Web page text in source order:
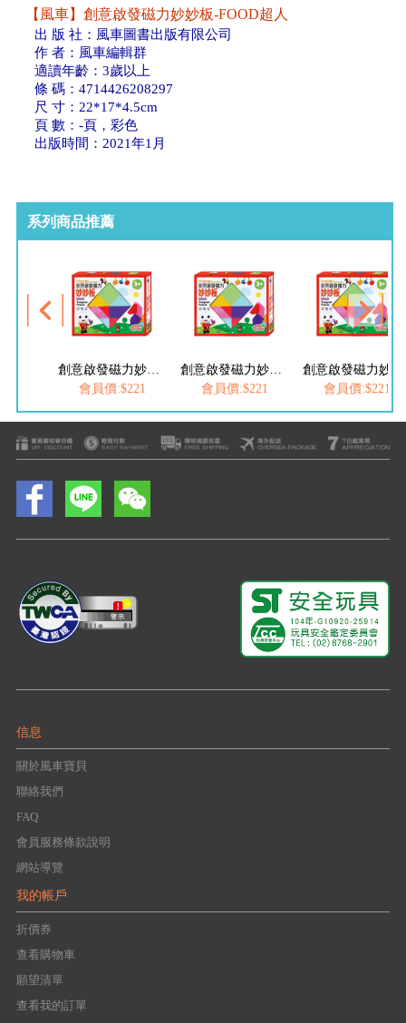
【風車】創意啟發磁力妙妙板-FOOD超人
出 版 社：風車圖書出版有限公司
作 者：風車編輯群
適讀年齡：3歲以上
條 碼：4714426208297
尺 寸：22*17*4.5cm
頁 數：-頁，彩色
出版時間：2021年1月
系列商品推薦
會員價:$221
會員價:$221
會員價:$221
信息
關於風車寶貝
聯絡我們
FAQ
會員服務條款說明
網站導覽
我的帳戶
折價券
查看購物車
願望清單
查看我的訂單